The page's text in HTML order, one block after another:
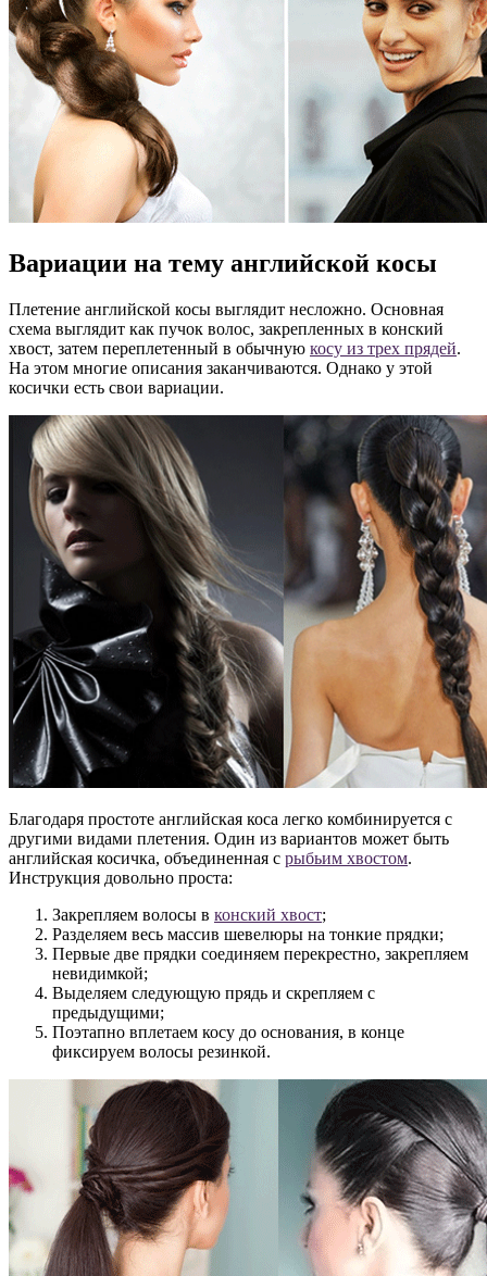
Вариации на тему английской косы
Плетение английской косы выглядит несложно. Основная
схема выглядит как пучок волос, закрепленных в конский
хвост, затем переплетенный в обычную косу из трех прядей.
На этом многие описания заканчиваются. Однако у этой
косички есть свои вариации.
Благодаря простоте английская коса легко комбинируется с
другими видами плетения. Один из вариантов может быть
английская косичка, объединенная с рыбьим хвостом.
Инструкция довольно проста:
Закрепляем волосы в конский хвост;
Разделяем весь массив шевелюры на тонкие прядки;
Первые две прядки соединяем перекрестно, закрепляем
невидимкой;
Выделяем следующую прядь и скрепляем с
предыдущими;
Поэтапно вплетаем косу до основания, в конце
фиксируем волосы резинкой.